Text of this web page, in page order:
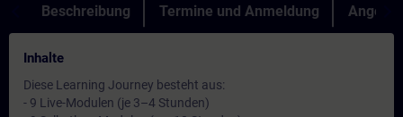
Beschreibung Termine und Anmeldung Angebot
Inhalte
Diese Learning Journey besteht aus:
- 9 Live-Modulen (je 3–4 Stunden)